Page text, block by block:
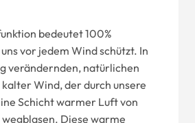
bedeutet 100%
vor jedem Wind schützt. In
verändernden, natürlichen
Wind, der durch unsere
Schicht warmer Luft von
Diese warme